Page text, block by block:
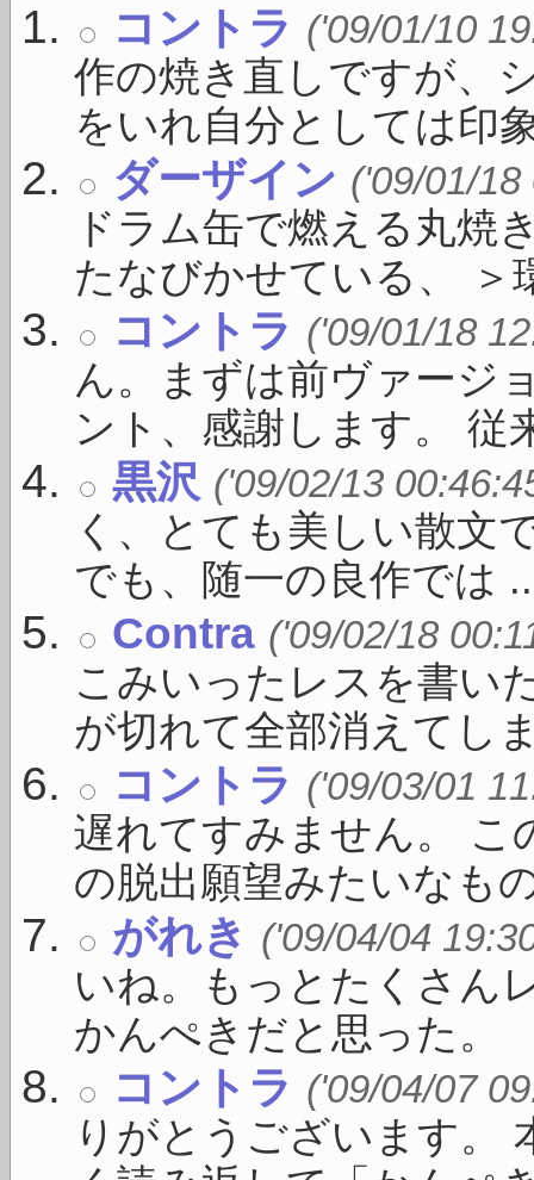
コントラ ('09/01/10
作の焼き直しですが、
をいれ自分としては印
ダーザイン ('09/01/18
ドラム缶で燃える丸焼
たなびかせている、 ＞
コントラ ('09/01/18
ん。まずは前ヴァージ
ント、感謝します。 従
黒沢 ('09/02/13
く、とても美しい散文
でも、随一の良作では
Contra ('09/02/18
こみいったレスを書い
が切れて全部消えてし
コントラ ('09/03/01
遅れてすみません。 こ
の脱出願望みたいなも
がれき ('09/04/04
いね。もっとたくさん
かんぺきだと思った。
コントラ ('09/04/07
りがとうございます。